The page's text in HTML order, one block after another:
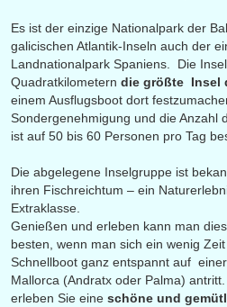
Es ist der einzige Nationalpark der
galicischen Atlantik-Inseln auch der
Landnationalpark Spaniens. Die
Quadratkilometern die größte Insel
einem Ausflugsboot dort
Sondergenehmigung und die Anzahl
ist auf 50 bis 60 Personen pro Tag
Die abgelegene Inselgruppe ist
ihren Fischreichtum – ein
Extraklasse.
Genießen und erleben kann man
besten, wenn man sich ein wenig
Schnellboot ganz entspannt auf
Mallorca (Andratx oder Palma)
erleben Sie eine schöne und